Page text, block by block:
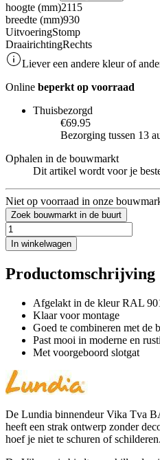
hoogte (mm)2115
breedte (mm)930
UitvoeringStomp
DraairichtingRechts
Liever een andere kleur of
Online beperkt op voorraad
Thuisbezorgd
€69.95
Bezorging tussen 13
Ophalen in de bouwmarkt
Dit artikel wordt voor je
Niet op voorraad in onze
Zoek bouwmarkt in de buurt
In winkelwagen
Productomschrijving
Afgelakt in de kleur RAL
Klaar voor montage
Goed te combineren met de
Past mooi in moderne en
Met voorgeboord slotgat
De Lundia binnendeur Vika Tva
heeft een strak ontwerp zonder
hoef je niet te schuren of